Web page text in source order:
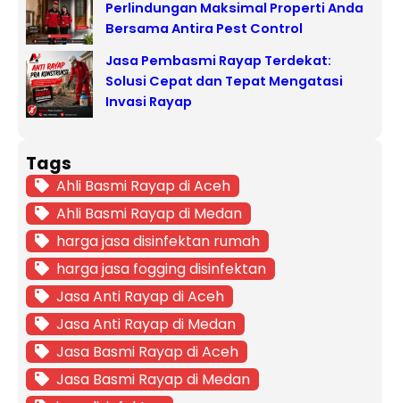
Perlindungan Maksimal Properti Anda
Bersama Antira Pest Control
Jasa Pembasmi Rayap Terdekat:
Solusi Cepat dan Tepat Mengatasi
Invasi Rayap
Tags
Ahli Basmi Rayap di Aceh
Ahli Basmi Rayap di Medan
harga jasa disinfektan rumah
harga jasa fogging disinfektan
Jasa Anti Rayap di Aceh
Jasa Anti Rayap di Medan
Jasa Basmi Rayap di Aceh
Jasa Basmi Rayap di Medan